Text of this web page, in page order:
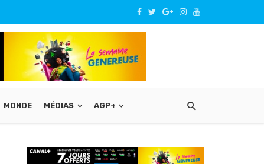
MONDE MÉDIAS AGP+